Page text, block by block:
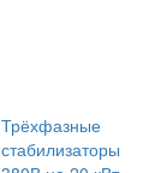
Трёхфазные
стабилизаторы